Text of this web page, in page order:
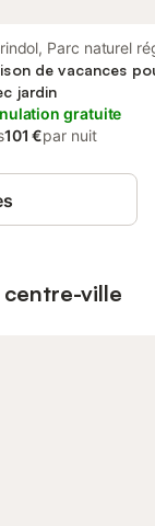
Parc naturel
de vacances
jardin
gratuite
101 €par nuit
centre-ville